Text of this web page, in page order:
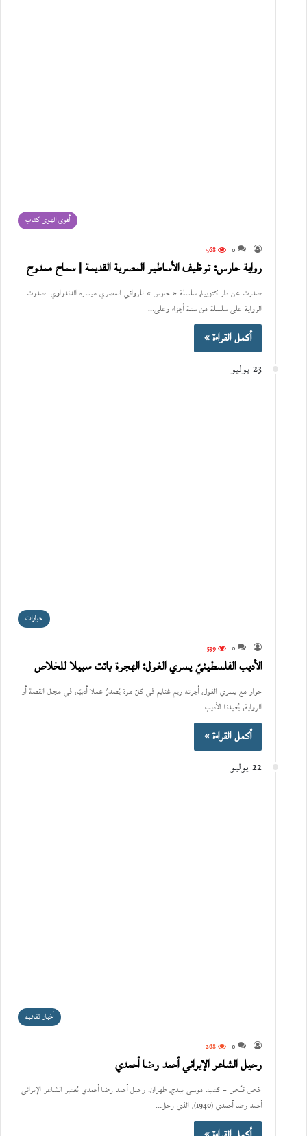
أهوى الهوى كتاب
0
568
رواية حارس: توظيف الأساطير المصرية القديمة | سماح ممدوح
صدرت عن دار كتوبيا، سلسلة « حارس » للروائي المصري ميسره الدندراوي. صدرت
الرواية على سلسلة من ستة أجزاء وعلى…
أكمل القراءة »
23 يوليو
حوارات
0
539
الأديب الفلسطينيّ يسري الغول: الهجرة باتت سبيلا للخلاص
حوار مع يسري الغول، أجرته ريم غنايم في كلّ مرة يُصدرُ عملا أدبيًا، في مجال القصة أو
الرواية، يُعيدنا الأديب…
أكمل القراءة »
22 يوليو
أخبار ثقافية
0
268
رحيل الشاعر الإيراني أحمد رضا أحمدي
خاص قنّاص – كتب: موسى بيدج، طهران: رحيل أحمد رضا أحمدي يُعتبر الشاعر الإيراني
أحمد رضا أحمدي (1940)، الذي رحل…